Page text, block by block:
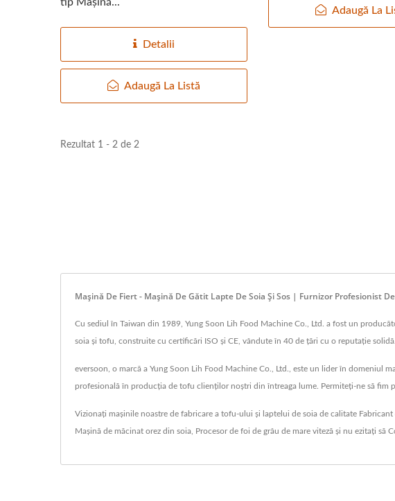
tip Mașină...
Detalii
Adaugă La Listă
Adaugă La
Rezultat 1 - 2 de 2
Mașină De Fiert - Mașină De Gătit Lapte De Soia Și Sos | Furnizor Profesionist
Cu sediul în Taiwan din 1989, Yung Soon Lih Food Machine Co., Ltd. a fost un
soia și tofu, construite cu certificări ISO și CE, vândute în 40 de țări cu o reputație solidă.
eversoon, o marcă a Yung Soon Lih Food Machine Co., Ltd., este un lider în domeniul
profesională în producția de tofu clienților noștri din întreaga lume. Permiteți-ne să fim
Vizionați mașinile noastre de fabricare a tofu-ului și laptelui de soia de calitate
Mașină de măcinat orez din soia Procesor de foi de grâu de mare viteză și nu ezitați să